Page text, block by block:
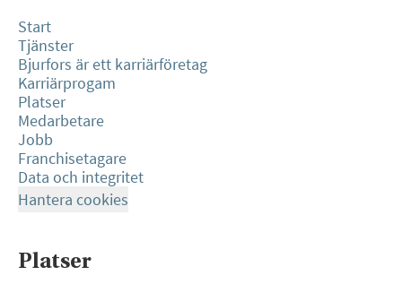
Start
Tjänster
Bjurfors är ett karriärföretag
Karriärprogam
Platser
Medarbetare
Jobb
Franchisetagare
Data och integritet
Hantera cookies
Platser